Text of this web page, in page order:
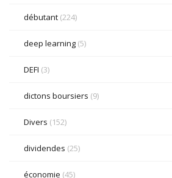
débutant (224)
deep learning (5)
DEFI (3)
dictons boursiers (9)
Divers (152)
dividendes (25)
économie (45)